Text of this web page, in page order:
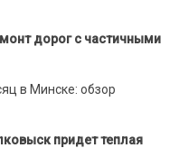
дорог с частичными
в Минске: обзор
придет теплая